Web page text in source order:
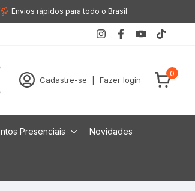
Envios rápidos para todo o Brasil
Cadastre-se Fazer login
0
Presenciais Novidades